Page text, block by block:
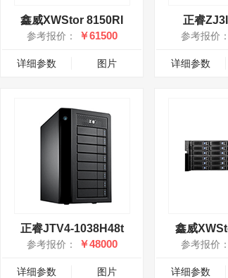
鑫威XWStor 8150RI
参考报价： ￥61500
详细参数 图片
正睿
参考报价：
详细参数
正睿JTV4-1038H48t
参考报价： ￥48000
详细参数 图片
鑫威
参考报价：
详细参数